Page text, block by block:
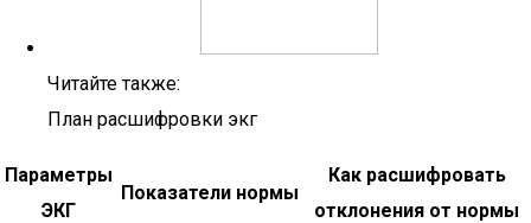
Читайте также:
План расшифровки экг
Параметры
ЭКГ
Показатели нормы
Как расшифровать
отклонения от нормы